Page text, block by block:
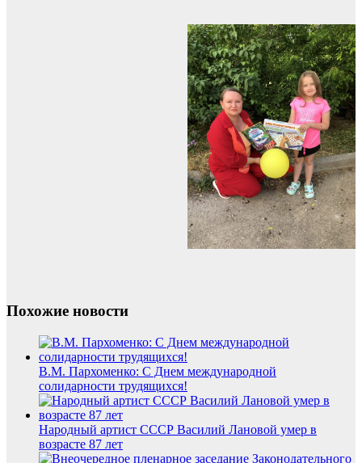
Похожие новости
В.М. Пархоменко: С Днем международной
солидарности трудящихся!
Народный артист СССР Василий Лановой умер в
возрасте 87 лет